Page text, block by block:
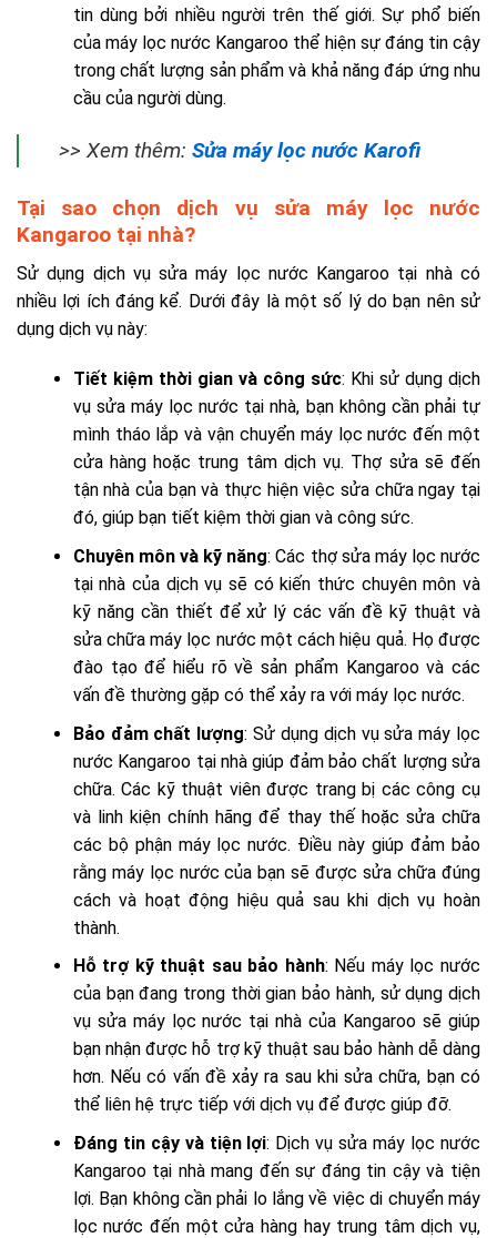
tin dùng bởi nhiều người trên thế giới. Sự phổ biến
của máy lọc nước Kangaroo thể hiện sự đáng tin cậy
trong chất lượng sản phẩm và khả năng đáp ứng nhu
cầu của người dùng.
>> Xem thêm: Sửa máy lọc nước Karofi
Tại sao chọn dịch vụ sửa máy lọc nước
Kangaroo tại nhà?
Sử dụng dịch vụ sửa máy lọc nước Kangaroo tại nhà có
nhiều lợi ích đáng kể. Dưới đây là một số lý do bạn nên sử
dụng dịch vụ này:
Tiết kiệm thời gian và công sức: Khi sử dụng dịch
vụ sửa máy lọc nước tại nhà, bạn không cần phải tự
mình tháo lắp và vận chuyển máy lọc nước đến một
cửa hàng hoặc trung tâm dịch vụ. Thợ sửa sẽ đến
tận nhà của bạn và thực hiện việc sửa chữa ngay tại
đó, giúp bạn tiết kiệm thời gian và công sức.
Chuyên môn và kỹ năng: Các thợ sửa máy lọc nước
tại nhà của dịch vụ sẽ có kiến thức chuyên môn và
kỹ năng cần thiết để xử lý các vấn đề kỹ thuật và
sửa chữa máy lọc nước một cách hiệu quả. Họ được
đào tạo để hiểu rõ về sản phẩm Kangaroo và các
vấn đề thường gặp có thể xảy ra với máy lọc nước.
Bảo đảm chất lượng: Sử dụng dịch vụ sửa máy lọc
nước Kangaroo tại nhà giúp đảm bảo chất lượng sửa
chữa. Các kỹ thuật viên được trang bị các công cụ
và linh kiện chính hãng để thay thế hoặc sửa chữa
các bộ phận máy lọc nước. Điều này giúp đảm bảo
rằng máy lọc nước của bạn sẽ được sửa chữa đúng
cách và hoạt động hiệu quả sau khi dịch vụ hoàn
thành.
Hỗ trợ kỹ thuật sau bảo hành: Nếu máy lọc nước
của bạn đang trong thời gian bảo hành, sử dụng dịch
vụ sửa máy lọc nước tại nhà của Kangaroo sẽ giúp
bạn nhận được hỗ trợ kỹ thuật sau bảo hành dễ dàng
hơn. Nếu có vấn đề xảy ra sau khi sửa chữa, bạn có
thể liên hệ trực tiếp với dịch vụ để được giúp đỡ.
Đáng tin cậy và tiện lợi: Dịch vụ sửa máy lọc nước
Kangaroo tại nhà mang đến sự đáng tin cậy và tiện
lợi. Bạn không cần phải lo lắng về việc di chuyển máy
lọc nước đến một cửa hàng hay trung tâm dịch vụ,